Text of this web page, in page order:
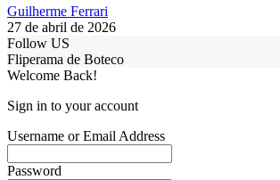
Guilherme Ferrari
27 de abril de 2026
Follow US
Fliperama de Boteco
Welcome Back!
Sign in to your account
Username or Email Address
Password